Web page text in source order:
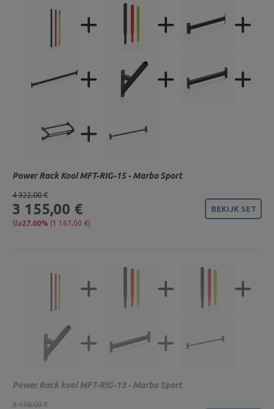
4 322,00 €
3 155,00 €
Sla27.00% (1 167,00 €)
BEKIJK SET
Power Rack Kooi MFT-RIG-15 - Marbo Sport
3 138,00 €
Power Rack kooi MFT-RIG-13 - Marbo Sport